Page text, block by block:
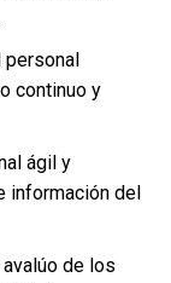
personal
continuo y
ágil y
información del
de los